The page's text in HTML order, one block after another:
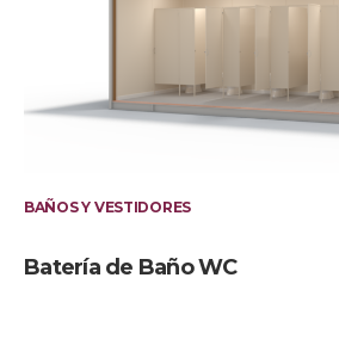
BAÑOS Y VESTIDORES
Batería de Baño WC